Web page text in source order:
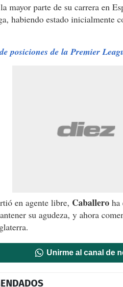
mayor parte de su carrera en
habiendo estado inicialmente
posiciones de la Premier
en agente libre, Caballero ha
su agudeza, y ahora
Unirme al canal de